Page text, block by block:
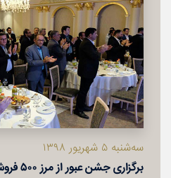
سه‌شنبه ۵ شهریور ۱۳۹۸
برگزاری جشن عبور از مرز ۵۰۰ فروشگاه‌ه سراسری سورنا